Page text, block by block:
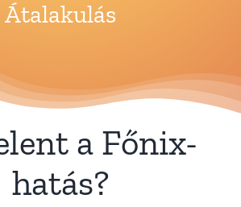
a Főnix-
hatás?